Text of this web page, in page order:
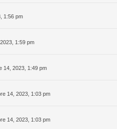
1:56 pm
1:59 pm
14, 2023, 1:49 pm
14, 2023, 1:03 pm
14, 2023, 1:03 pm